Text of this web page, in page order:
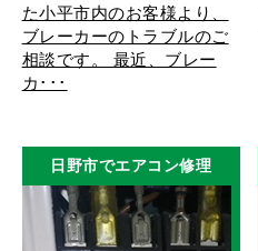
た小平市内のお客様より、
ブレーカーのトラブルのご
相談です。 最近、ブレー
カ･･･
日野市でエアコン修理